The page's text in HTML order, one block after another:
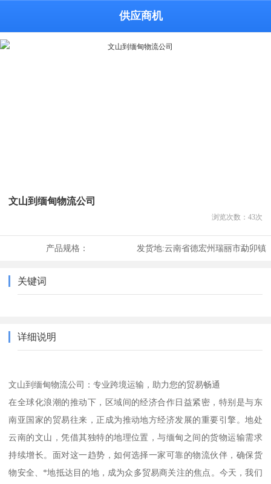
供应商机
文山到缅甸物流公司
浏览次数： 43次
产品规格： 发货地:云南省德宏州瑞丽市勐卯镇
关键词
详细说明
文山到缅甸物流公司：专业跨境运输，助力您的贸易畅通
在全球化浪潮的推动下，区域间的经济合作日益紧密，特别是与东
南亚国家的贸易往来，正成为推动地方经济发展的重要引擎。地处
云南的文山，凭借其独特的地理位置，与缅甸之间的货物运输需求
持续增长。面对这一趋势，如何选择一家可靠的物流伙伴，确保货
物安全、*地抵达目的地，成为众多贸易商关注的焦点。今天，我们